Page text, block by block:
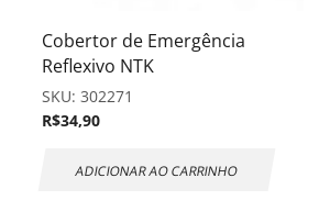
Cobertor de Emergência
Reflexivo NTK
SKU: 302271
R$34,90
ADICIONAR AO CARRINHO